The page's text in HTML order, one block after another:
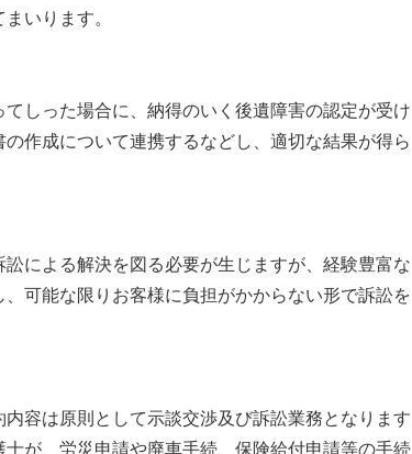
いります。
しった場合に、納得のいく後遺障害の認定が受け
作成について連携するなどし、適切な結果が得ら
による解決を図る必要が生じますが、経験豊富な
可能な限りお客様に負担がかからない形で訴訟を
容は原則として示談交渉及び訴訟業務となります
が、労災申請や廃車手続、保険給付申請等の手続